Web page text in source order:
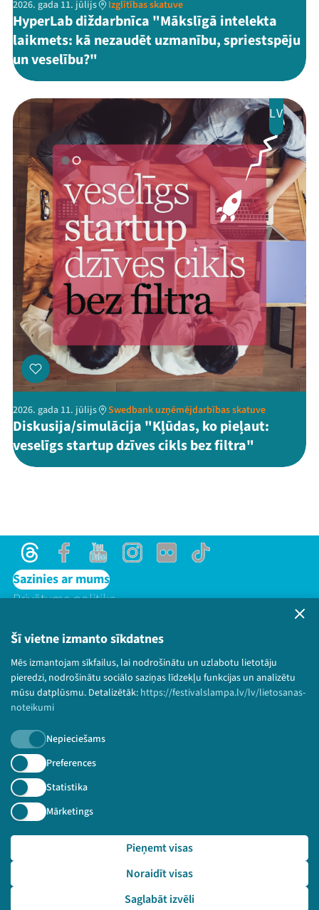
Šī vietne izmanto sīkdatnes
Mēs izmantojam sīkfailus, lai nodrošinātu un uzlabotu lietotāju
pieredzi, nodrošinātu sociālo saziņas līdzekļu funkcijas un analizētu
mūsu datplūsmu. Detalizētāk: https://festivalslampa.lv/lv/lietosanas-
noteikumi
Nepieciešams
Preferences
Statistika
Mārketings
Saglabāt izvēli
Noraidīt visas
Pieņemt visas
2026. gada 11. jūlijs Izglītības skatuve
HyperLab diždarbnīca "Mākslīgā intelekta
laikmets: kā nezaudēt uzmanību, spriestspēju
un veselību?"
LV
2026. gada 11. jūlijs Swedbank uzņēmējdarbības skatuve
Diskusija/simulācija "Kļūdas, ko pieļaut:
veselīgs startup dzīves cikls bez filtra"
ThreadsFacebookYoutubeInstagram
Flick TikTok
Sazinies ar mums
Privātuma politika
Bērnu aizsardzības politika
© 2026 Sarunu festivāls LAMPA Visas tiesības
paturētas.
Piesakies jaunumiem!
Nepalaid garām aktuālāko informāciju!
🔗 https://festivalslampa.lv/lv/video-arhivs/1956?sp
eaker=Lauris%20Boki%C5%A1s&speaker_id=835